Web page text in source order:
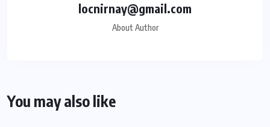
locnirnay@gmail.com
About Author
You may also like